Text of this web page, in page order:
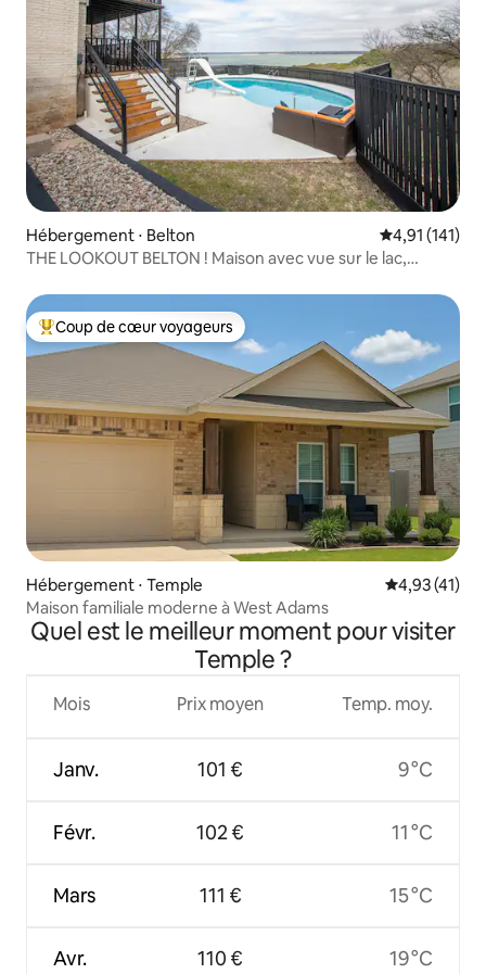
Hébergement ⋅ Belton Évaluation
4,91 (141)
THE LOOKOUT BELTON ! Maison avec vue sur le lac,
Coups de cœur voyageurs les plus appréciés
Coup de cœur voyageurs
Hébergement ⋅ Temple Évaluation
4,93 (41)
Maison familiale moderne à West Adams
Quel est le meilleur moment pour visiter
Temple ?
Mois
Janv.
Févr.
Mars
Avr.
Prix moyen
101 €
102 €
111 €
110 €
Temp. moy.
9 °C
11 °C
15 °C
19 °C